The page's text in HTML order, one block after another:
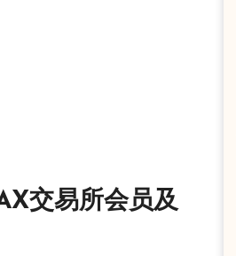
交易所会员及